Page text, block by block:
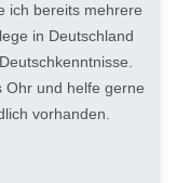
ich bereits mehrere
in Deutschland
Ohr und helfe gerne
vorhanden.